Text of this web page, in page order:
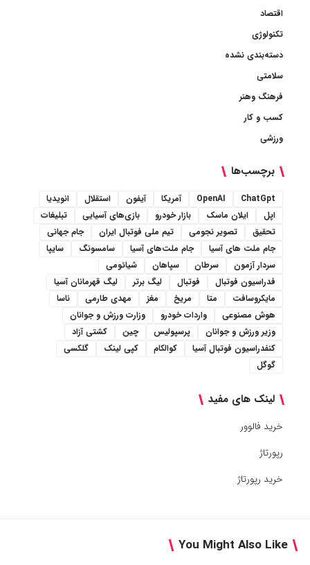
اقتصاد
تکنولوژی
دسته‌بندی نشده
سلامتی
فرهنگ وهنر
کسب و کار
ورزشی
برچسب‌ها
ChatGpt
OpenAI آمریکا آیفون استقلال
انویدیا
اپل
ایلان ماسک بازار خودرو بازی‌های آسیایی
تبلیغات
تحقیق
تصویر نجومی تیم ملی فوتبال ایران
جام جهانی
جام ملت های آسیا
جام ملت‌های آسیا سامسونگ
سایپا
سردار آزمون
سرطان سپاهان
شیائومی
فدراسیون فوتبال
فوتبال لیگ برتر
لیگ قهرمانان آسیا
مایکروسافت
متا مریخ مغز مهدی طارمی
ناسا
هوش مصنوعی
واردات خودرو
وزارت ورزش و جوانان
وزیر ورزش و جوانان
پرسپولیس چین
کشتی آزاد
کنفدراسیون فوتبال آسیا
کوالکام کپی لینک
گلکسی
گوگل
لینک های مفید
خرید فالوور
رپورتاژ
خرید رپورتاژ
You Might Also Like